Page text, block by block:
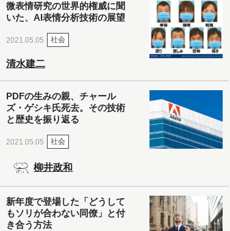
微表情研究の世界的権威に聞
いた、AI表情分析技術の展望
2021.05.05 社会
清水建二
PDFの生みの親、チャール
ズ・ゲシキ氏死去。その技術
と歴史を振り返る
2021.05.05 社会
柳井政和
新年度で登場した「どうして
もソリが合わない同僚」と付
き合う方法